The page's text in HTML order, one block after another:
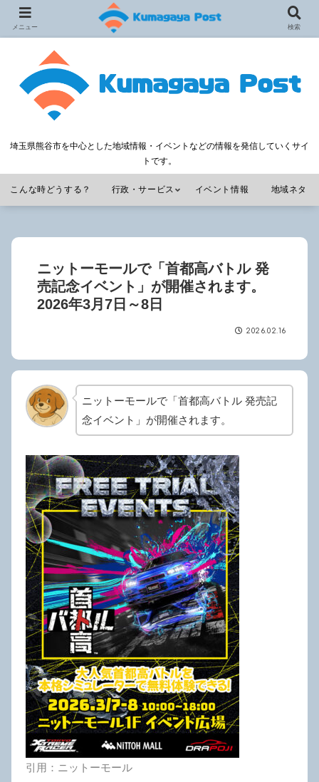
埼玉県熊谷市を中心とした地域情報・イベントなどの情報を発信していくサイ
トです。
こんな時どうする？ 行政・サービス イベント情報 地域ネタ
ニットーモールで「首都高バトル 発
売記念イベント」が開催されます。
2026年3月7日～8日
2026.02.16
ニットーモールで「首都高バトル 発売記
念イベント」が開催されます。
引用：ニットーモール
メニュー 検索